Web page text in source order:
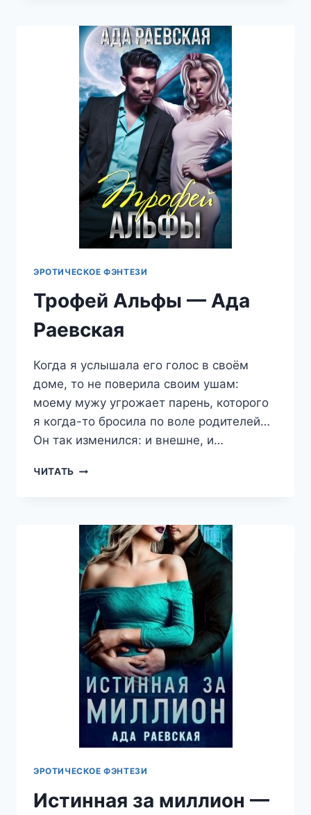
АДА
РАЕВСКАЯ
ЭРОТИЧЕСКОЕ ФЭНТЕЗИ
Трофей Альфы — Ада
Раевская
Когда я услышала его голос в своём
доме, то не поверила своим ушам:
моему мужу угрожает парень, которого
я когда-то бросила по воле родителей…
Он так изменился: и внешне, и…
ЧИТАТЬ ТРОФЕЙ
РАЕВСКАЯ
ЭРОТИЧЕСКОЕ ФЭНТЕЗИ
Истинная за миллион —